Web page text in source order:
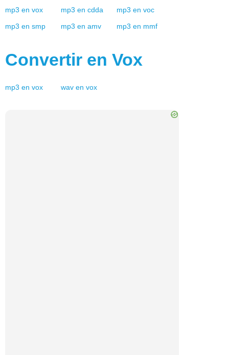
mp3 en vox mp3 en cdda mp3 en voc
mp3 en smp mp3 en amv mp3 en mmf
Convertir en Vox
mp3 en vox wav en vox